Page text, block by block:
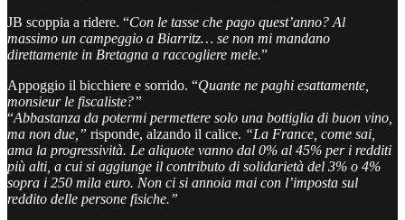
JB scoppia a ridere. “Con le tasse che pago quest’anno? Al
massimo un campeggio a Biarritz… se non mi mandano
direttamente in Bretagna a raccogliere mele.”
Appoggio il bicchiere e sorrido. “Quante ne paghi esattamente,
monsieur le fiscaliste?”
“Abbastanza da potermi permettere solo una bottiglia di buon vino,
ma non due,” risponde, alzando il calice. “La France, come sai,
ama la progressività. Le aliquote vanno dal 0% al 45% per i redditi
più alti, a cui si aggiunge il contributo di solidarietà del 3% o 4%
sopra i 250 mila euro. Non ci si annoia mai con l’imposta sul
reddito delle persone fisiche.”